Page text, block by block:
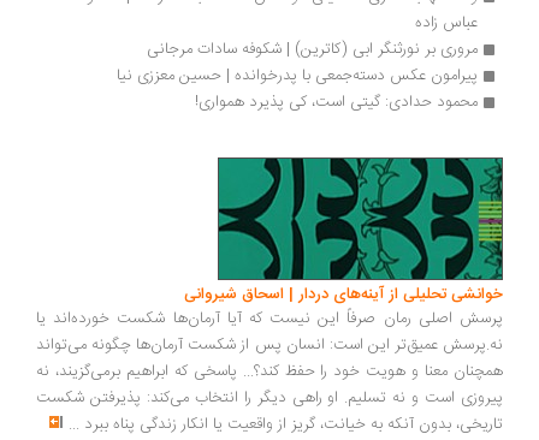
عباس زاده
مروری بر نورثنگر ابی (کاترین) | شکوفه سادات مرجانی
پیرامون عکس دسته‌جمعی با پدرخوانده | حسین معززی نیا
محمود حدادی: گیتی است، کی پذیرد همواری!
تحلیلی از آینه‌های دردار | اسحاق شیروانی
اصلی رمان صرفاً این نیست که آیا آرمان‌ها شکست خورده‌اند یا
عمیق‌تر این است: انسان پس از شکست آرمان‌ها چگونه می‌تواند
معنا و هویت خود را حفظ کند؟... پاسخی که ابراهیم برمی‌گزیند، نه
است و نه تسلیم. او راهی دیگر را انتخاب می‌کند: پذیرفتن شکست
بدون آنکه به خیانت، گریز از واقعیت یا انکار زندگی پناه ببرد...